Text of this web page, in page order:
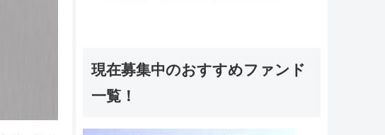
現在募集中のおすすめファンド
一覧！